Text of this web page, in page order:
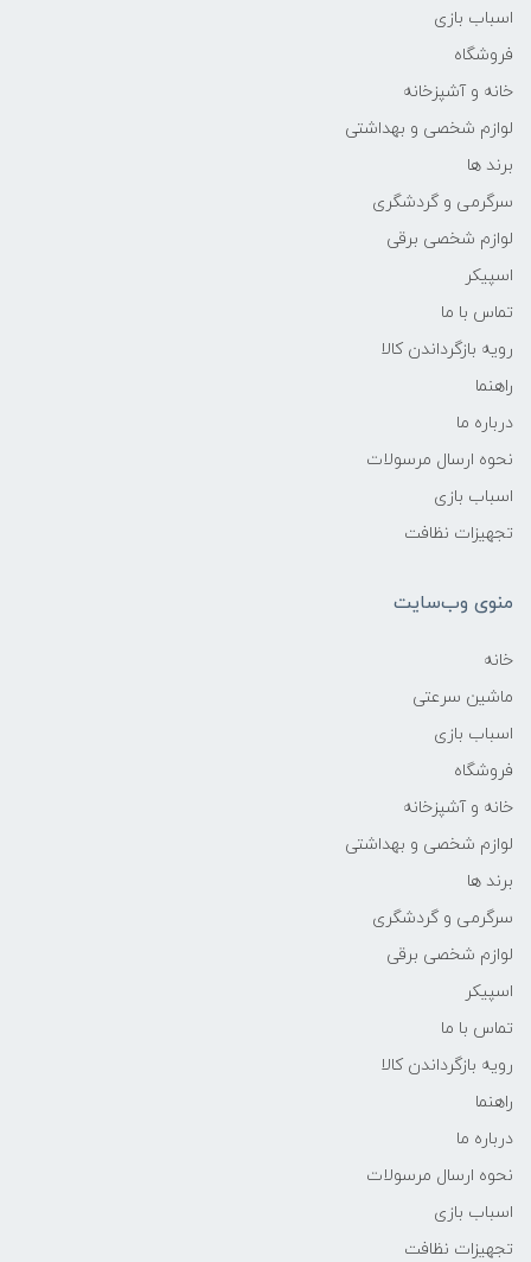
اسباب بازی
فروشگاه
خانه و آشپزخانه
لوازم شخصی و بهداشتی
برند ها
سرگرمی و گردشگری
لوازم شخصی برقی
اسپیکر
تماس با ما
رویه بازگرداندن کالا
راهنما
درباره ما
نحوه ارسال مرسولات
اسباب بازی
تجهیزات نظافت
منوی وب‌سایت
خانه
ماشین سرعتی
اسباب بازی
فروشگاه
خانه و آشپزخانه
لوازم شخصی و بهداشتی
برند ها
سرگرمی و گردشگری
لوازم شخصی برقی
اسپیکر
تماس با ما
رویه بازگرداندن کالا
راهنما
درباره ما
نحوه ارسال مرسولات
اسباب بازی
تجهیزات نظافت